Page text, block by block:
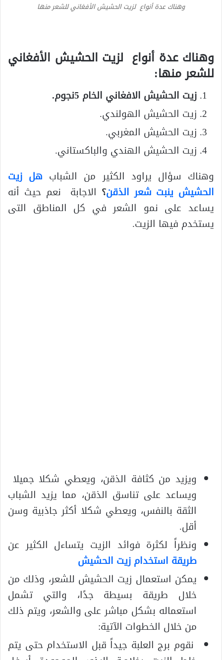
وهناك عدة أنواع لزيت الحشيش الأفغاني للشعر منها
وهناك عدة أنواع لزيت الحشيش الأفغاني
للشعر منها:
زيت الحشيش الافغاني الخام 5نجوم
.
زيت الحشيش الهولندي.
زيت الحشيش المغربي.
زيت الحشيش الهندي والباكستاني.
وهناك سؤال يراود الكثير من الشباب هل زيت
الحشيش ينبت شعر الذقن؟ الاجابة نعم حيث أنه
يساعد على نمو الشعر في كل المناطق التى
يستخدم فيها الزيت.
ويزيد من كثافة الذقن، ويعطي شكلا جميلا
ويساعد على تناسق الذقن، مما يزيد الشباب
الثقة بالنفس، ويعطي شكلا أكثر جاذبية وسن
أقل.
ونظراً لكثرة فوائد الزيت يتساءل الكثير عن
طريقة استخدام زيت الحشيش
يمكن استعمال زيت الحشيش للشعر، وذلك من
خلال طريقة بسيطة جدًا، والتي تشمل
استعماله بشكل مباشر على والشعر، ويتم ذلك
من خلال الخطوات الآتية:
نقوم برج العلبة جيداً قبل الاستخدام حتى يتم